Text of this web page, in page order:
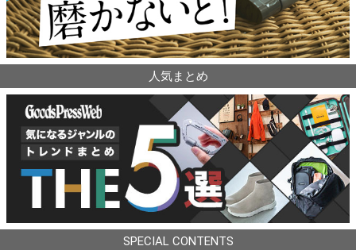
人気まとめ
SPECIAL CONTENTS